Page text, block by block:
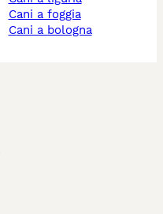
cani a foggia
cani a bologna